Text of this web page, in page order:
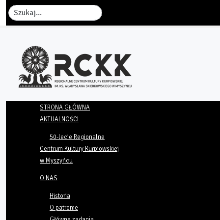
Szukaj
STRONA GŁÓWNA
AKTUALNOŚCI
50-lecie Regionalne
Centrum Kultury Kurpiowskiej
w Myszyńcu
O NAS
Historia
O patronie